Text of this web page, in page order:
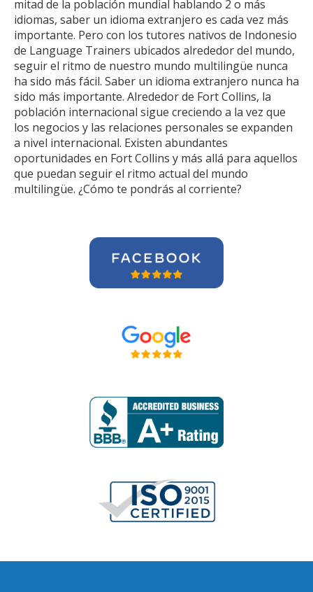
mitad de la población mundial hablando 2 o más
idiomas, saber un idioma extranjero es cada vez más
importante. Pero con los tutores nativos de Indonesio
de Language Trainers ubicados alrededor del mundo,
seguir el ritmo de nuestro mundo multilingüe nunca
ha sido más fácil. Saber un idioma extranjero nunca ha
sido más importante. Alrededor de Fort Collins, la
población internacional sigue creciendo a la vez que
los negocios y las relaciones personales se expanden
a nivel internacional. Existen abundantes
oportunidades en Fort Collins y más allá para aquellos
que puedan seguir el ritmo actual del mundo
multilingüe. ¿Cómo te pondrás al corriente?